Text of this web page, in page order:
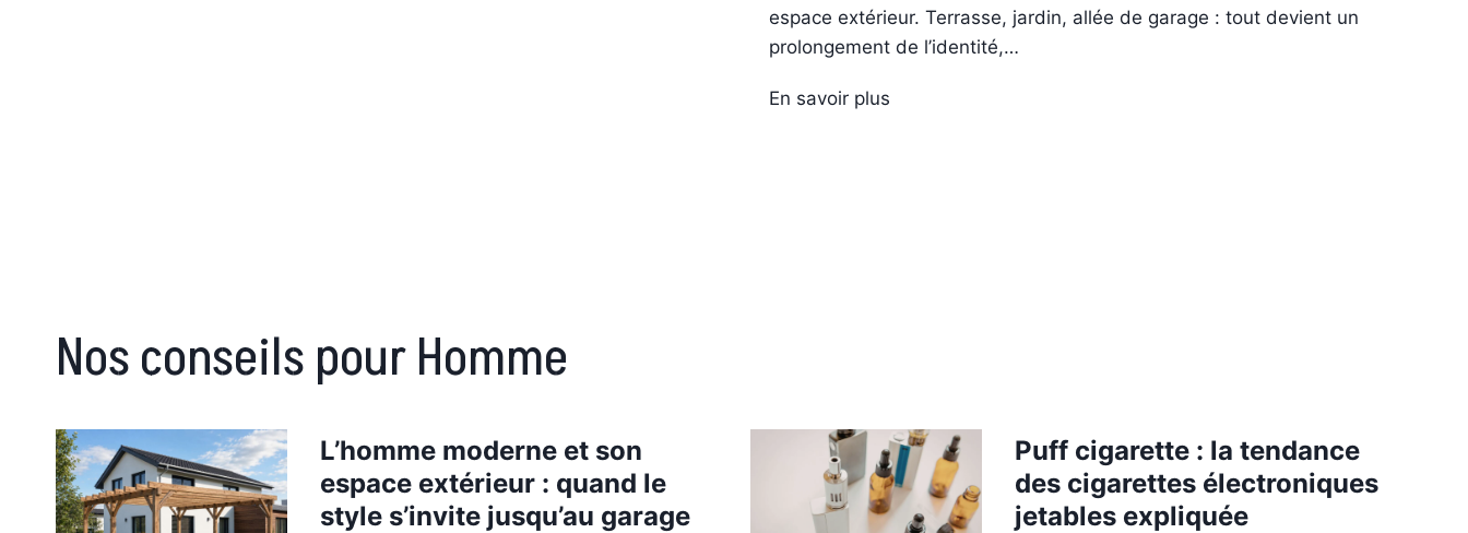
espace extérieur. Terrasse, jardin, allée de garage : tout devient un
prolongement de l’identité,…
En savoir plus
n
e
e
Nos conseils pour Homme
L’homme moderne et son
espace extérieur : quand le
style s’invite jusqu’au garage
Puff cigarette : la tendance
des cigarettes électroniques
jetables expliquée